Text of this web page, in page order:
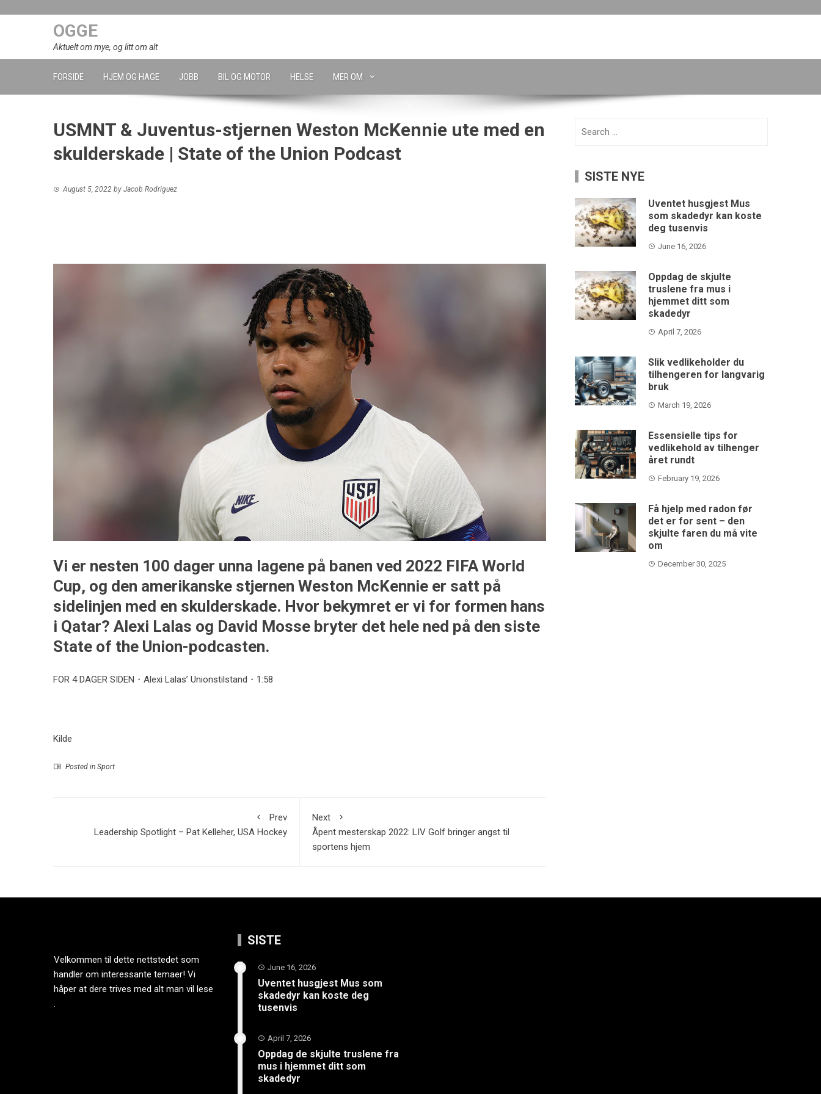
OGGE
Aktuelt om mye, og litt om alt
FORSIDE HJEM OG HAGE JOBB BIL OG MOTOR HELSE MER OM
USMNT & Juventus-stjernen Weston McKennie ute med en
skulderskade | State of the Union Podcast
August 5, 2022 by Jacob Rodriguez
Vi er nesten 100 dager unna lagene på banen ved 2022 FIFA World
Cup, og den amerikanske stjernen Weston McKennie er satt på
sidelinjen med en skulderskade. Hvor bekymret er vi for formen hans
i Qatar? Alexi Lalas og David Mosse bryter det hele ned på den siste
State of the Union-podcasten.
FOR 4 DAGER SIDEN・Alexi Lalas’ Unionstilstand・1:58
Kilde
Posted in Sport
Prev
Leadership Spotlight – Pat Kelleher, USA Hockey
Next
Åpent mesterskap 2022: LIV Golf bringer angst til
sportens hjem
SISTE NYE
Uventet husgjest Mus
som skadedyr kan koste
deg tusenvis
June 16, 2026
Oppdag de skjulte
truslene fra mus i
hjemmet ditt som
skadedyr
April 7, 2026
Slik vedlikeholder du
tilhengeren for langvarig
bruk
March 19, 2026
Essensielle tips for
vedlikehold av tilhenger
året rundt
February 19, 2026
Få hjelp med radon før
det er for sent – den
skjulte faren du må vite
om
December 30, 2025
Velkommen til dette nettstedet som
handler om interessante temaer! Vi
håper at dere trives med alt man vil lese
.
SISTE
June 16, 2026
Uventet husgjest Mus som
skadedyr kan koste deg
tusenvis
April 7, 2026
Oppdag de skjulte truslene fra
mus i hjemmet ditt som
skadedyr